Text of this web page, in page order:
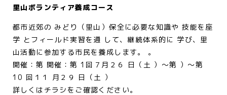
里山ボランティア養成コース
都市近郊の みどり（里山）保全に必要な知識や 技能を座
学 とフィールド実習を通 して、継続体系的に 学び、里
山活動に参加する市民を養成します。 。
開催：第 開催：第 1回７月２６ 日（土 ）〜第 ）〜第
10 回１１ 月２９ 日（土 ）
詳しくはチラシをご確認ください。